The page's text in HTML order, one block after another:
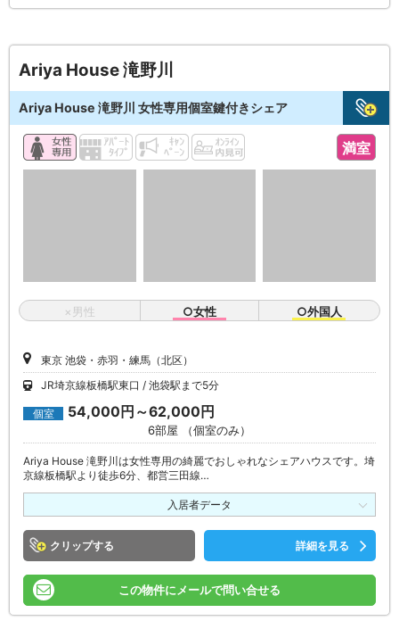
Ariya House 滝野川
Ariya House 滝野川 女性専用個室鍵付きシェア
満室
×男性 ○女性 ○外国人
東京 池袋・赤羽・練馬（北区）
JR埼京線板橋駅東口
池袋駅まで5分
個室 54,000円～62,000円
6部屋 （個室のみ）
Ariya House 滝野川は女性専用の綺麗でおしゃれなシェアハウスです。埼
京線板橋駅より徒歩6分、都営三田線…
入居者データ
クリップ 詳細を見る
この物件にメールで問い合せる